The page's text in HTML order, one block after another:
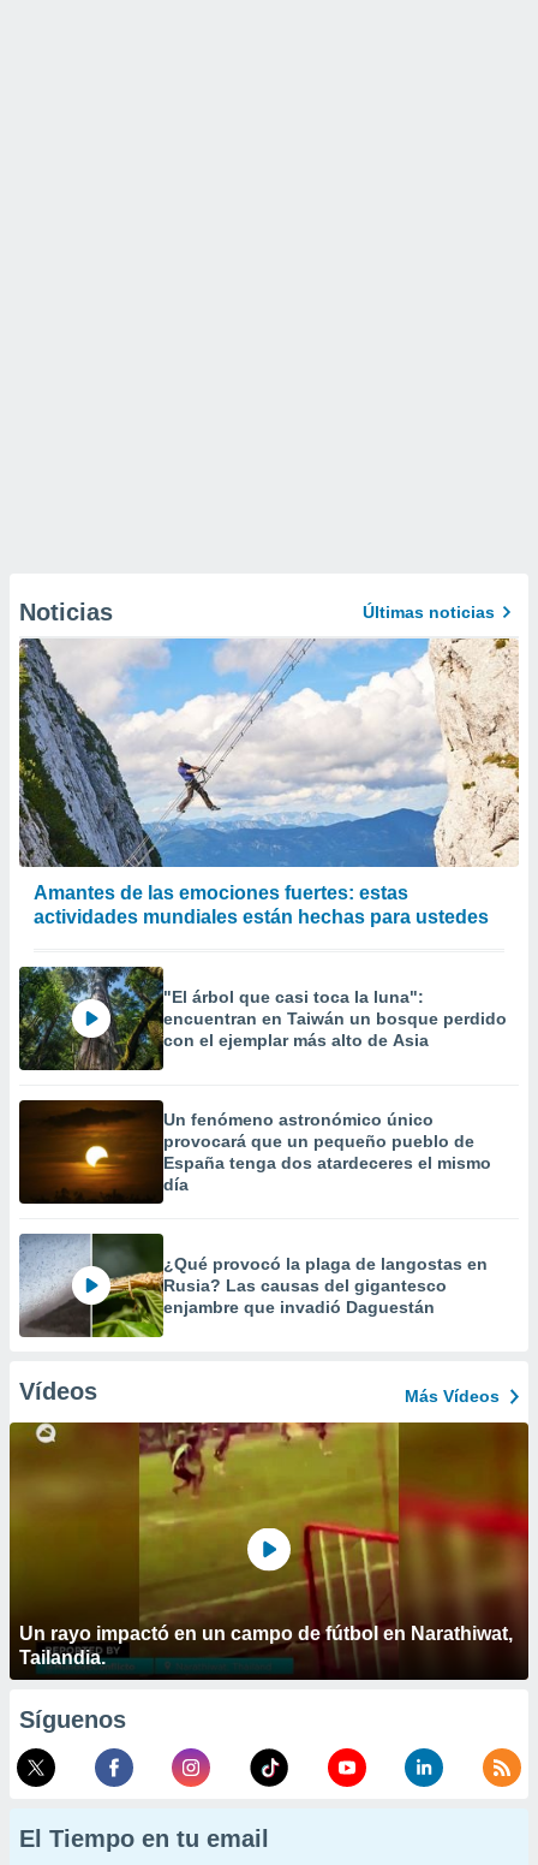
Noticias Últimas noticias
Amantes de las emociones fuertes: estas
actividades mundiales están hechas para ustedes
"El árbol que casi toca la luna":
encuentran en Taiwán un bosque perdido
con el ejemplar más alto de Asia
Un fenómeno astronómico único
provocará que un pequeño pueblo de
España tenga dos atardeceres el mismo
día
¿Qué provocó la plaga de langostas en
Rusia? Las causas del gigantesco
enjambre que invadió Daguestán
Vídeos Más Vídeos
Un rayo impactó en un campo de fútbol en Narathiwat,
Tailandia.
Síguenos
El Tiempo en tu email